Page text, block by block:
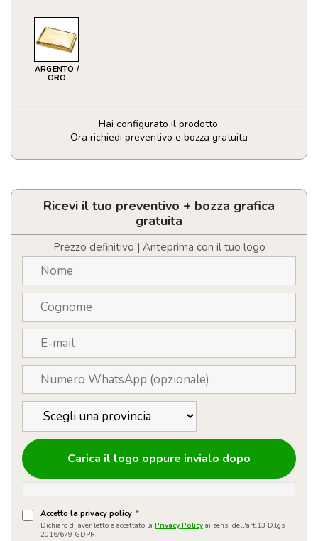
ARGENTO /
ORO
Hai configurato il prodotto.
Ora richiedi preventivo e bozza gratuita
Coperta
Frederik
quantità
Ricevi il tuo preventivo + bozza grafica
gratuita
Prezzo definitivo | Anteprima con il tuo logo
Carica il logo oppure invialo dopo
Accetto la privacy policy *
Dichiaro di aver letto e accettato la Privacy Policy ai sensi dell'art.13 D.lgs
2016/679 GDPR